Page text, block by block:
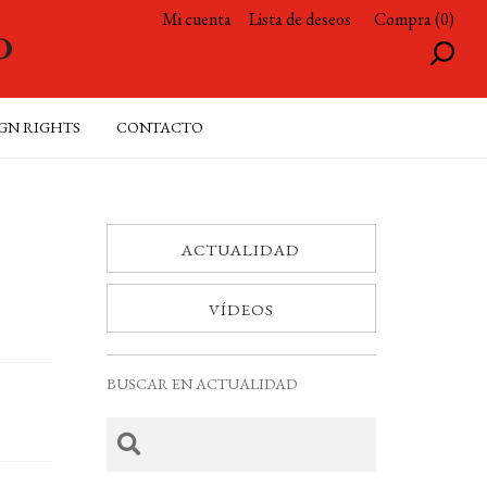
Mi cuenta Lista de deseos Compra (0)
RIGHTS CONTACTO
ACTUALIDAD
VÍDEOS
BUSCAR EN ACTUALIDAD